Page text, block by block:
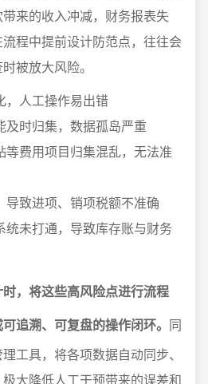
来的收入冲减，财务报表失
程中提前设计防范点，往往会
被放大风险。
，人工操作易出错
及时归集，数据孤岛严重
等费用项目归集混乱，无法准
导致进项、销项税额不准确
统未打通，导致库存账与财务
，将这些高风险点进行流程
追溯、可复盘的操作闭环。 同
工具，将各项数据自动同步、
大降低人工干预带来的误差和